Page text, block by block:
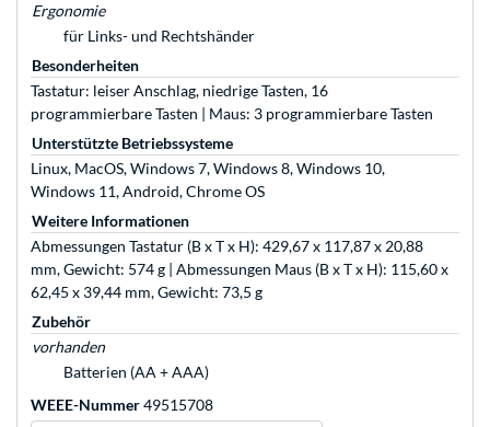
Ergonomie
für Links- und Rechtshänder
Besonderheiten
Tastatur: leiser Anschlag, niedrige Tasten, 16
programmierbare Tasten | Maus: 3 programmierbare Tasten
Unterstützte Betriebssysteme
Linux, MacOS, Windows 7, Windows 8, Windows 10,
Windows 11, Android, Chrome OS
Weitere Informationen
Abmessungen Tastatur (B x T x H): 429,67 x 117,87 x 20,88
mm, Gewicht: 574 g | Abmessungen Maus (B x T x H): 115,60 x
62,45 x 39,44 mm, Gewicht: 73,5 g
Zubehör
vorhanden
Batterien (AA + AAA)
WEEE-Nummer49515708